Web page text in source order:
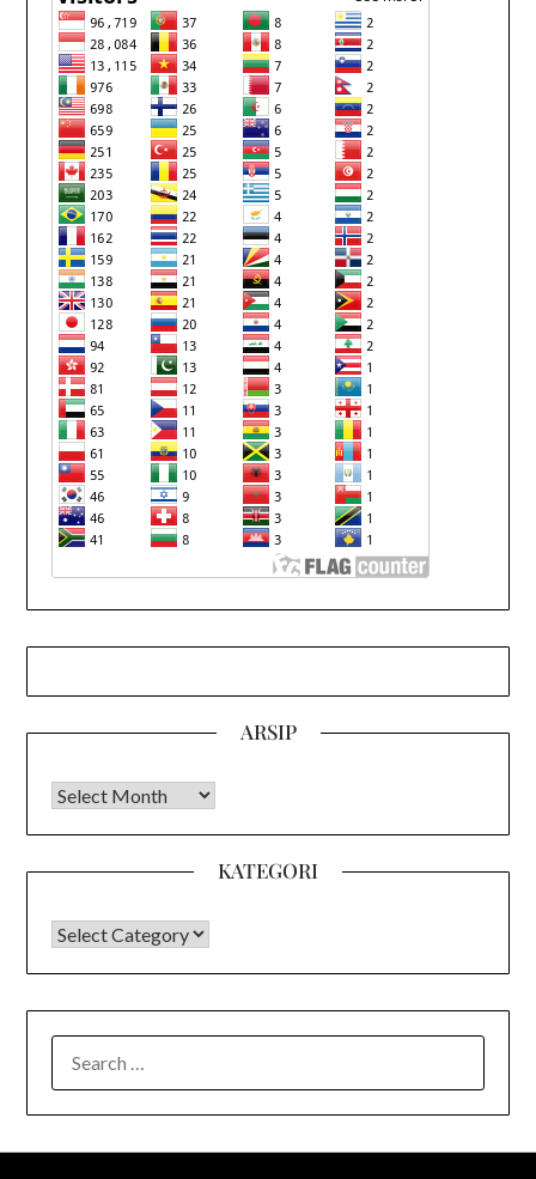
ARSIP
Arsip
KATEGORI
KATEGORI
FOR: